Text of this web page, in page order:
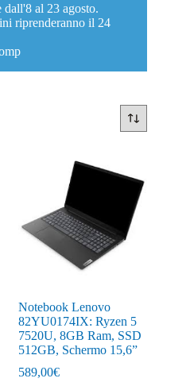
al 23 agosto.
riprenderanno il 24
Notebook Lenovo
82YU0174IX: Ryzen 5
7520U, 8GB Ram, SSD
512GB, Schermo 15,6”
589,00€